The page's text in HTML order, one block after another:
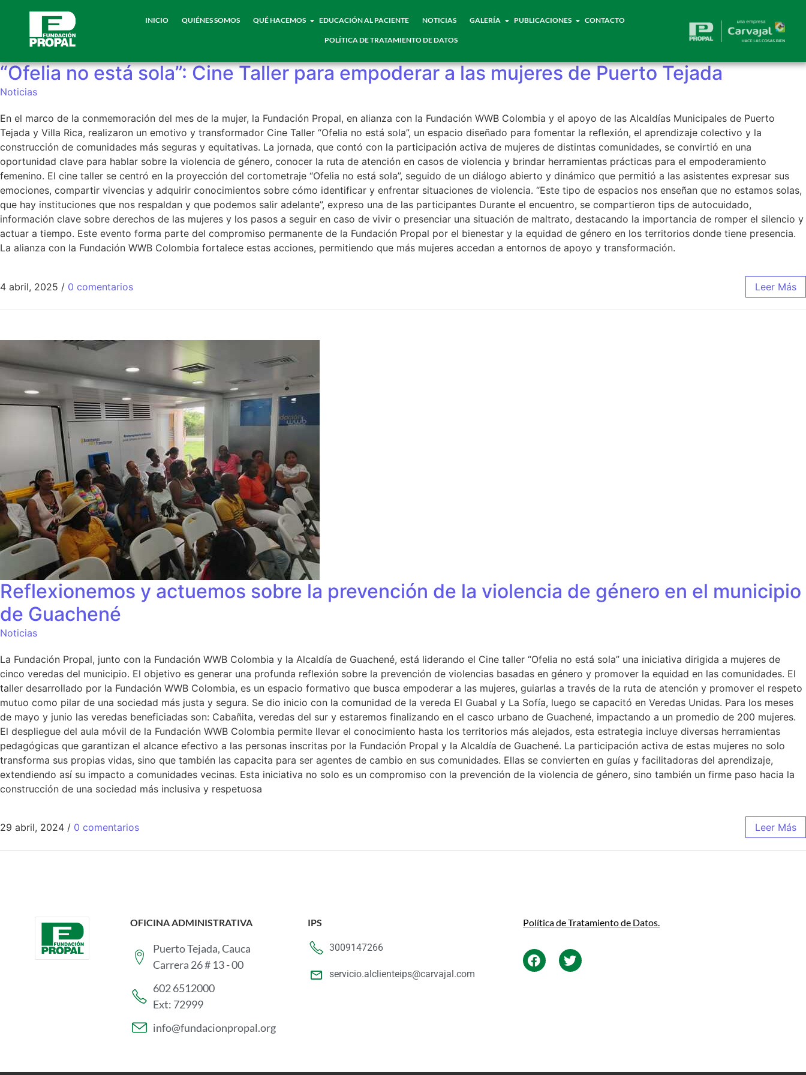
INICIO QUIÉNES SOMOS QUÉ HACEMOS EDUCACIÓN AL PACIENTE NOTICIAS GALERÍA PUBLICACIONES CONTACTO
POLÍTICA DE TRATAMIENTO DE DATOS
“Ofelia no está sola”: Cine Taller para empoderar a las mujeres de Puerto Tejada
Noticias
En el marco de la conmemoración del mes de la mujer, la Fundación Propal, en alianza con la Fundación WWB Colombia y el apoyo de las Alcaldías Municipales de Puerto
Tejada y Villa Rica, realizaron un emotivo y transformador Cine Taller “Ofelia no está sola”, un espacio diseñado para fomentar la reflexión, el aprendizaje colectivo y la
construcción de comunidades más seguras y equitativas. La jornada, que contó con la participación activa de mujeres de distintas comunidades, se convirtió en una
oportunidad clave para hablar sobre la violencia de género, conocer la ruta de atención en casos de violencia y brindar herramientas prácticas para el empoderamiento
femenino. El cine taller se centró en la proyección del cortometraje “Ofelia no está sola”, seguido de un diálogo abierto y dinámico que permitió a las asistentes expresar sus
emociones, compartir vivencias y adquirir conocimientos sobre cómo identificar y enfrentar situaciones de violencia. “Este tipo de espacios nos enseñan que no estamos solas,
que hay instituciones que nos respaldan y que podemos salir adelante”, expreso una de las participantes Durante el encuentro, se compartieron tips de autocuidado,
información clave sobre derechos de las mujeres y los pasos a seguir en caso de vivir o presenciar una situación de maltrato, destacando la importancia de romper el silencio y
actuar a tiempo. Este evento forma parte del compromiso permanente de la Fundación Propal por el bienestar y la equidad de género en los territorios donde tiene presencia.
La alianza con la Fundación WWB Colombia fortalece estas acciones, permitiendo que más mujeres accedan a entornos de apoyo y transformación.
4 abril, 2025 / 0 comentarios Leer Más
Reflexionemos y actuemos sobre la prevención de la violencia de género en el municipio
de Guachené
Noticias
La Fundación Propal, junto con la Fundación WWB Colombia y la Alcaldía de Guachené, está liderando el Cine taller “Ofelia no está sola” una iniciativa dirigida a mujeres de
cinco veredas del municipio. El objetivo es generar una profunda reflexión sobre la prevención de violencias basadas en género y promover la equidad en las comunidades. El
taller desarrollado por la Fundación WWB Colombia, es un espacio formativo que busca empoderar a las mujeres, guiarlas a través de la ruta de atención y promover el respeto
mutuo como pilar de una sociedad más justa y segura. Se dio inicio con la comunidad de la vereda El Guabal y La Sofía, luego se capacitó en Veredas Unidas. Para los meses
de mayo y junio las veredas beneficiadas son: Cabañita, veredas del sur y estaremos finalizando en el casco urbano de Guachené, impactando a un promedio de 200 mujeres.
El despliegue del aula móvil de la Fundación WWB Colombia permite llevar el conocimiento hasta los territorios más alejados, esta estrategia incluye diversas herramientas
pedagógicas que garantizan el alcance efectivo a las personas inscritas por la Fundación Propal y la Alcaldía de Guachené. La participación activa de estas mujeres no solo
transforma sus propias vidas, sino que también las capacita para ser agentes de cambio en sus comunidades. Ellas se convierten en guías y facilitadoras del aprendizaje,
extendiendo así su impacto a comunidades vecinas. Esta iniciativa no solo es un compromiso con la prevención de la violencia de género, sino también un firme paso hacia la
construcción de una sociedad más inclusiva y respetuosa
29 abril, 2024 / 0 comentarios Leer Más
OFICINA ADMINISTRATIVA
Puerto Tejada, Cauca
Carrera 26 # 13 - 00
602 6512000
Ext: 72999
info@fundacionpropal.org
IPS
3009147266
servicio.alclienteips@carvajal.com
Política de Tratamiento de Datos.